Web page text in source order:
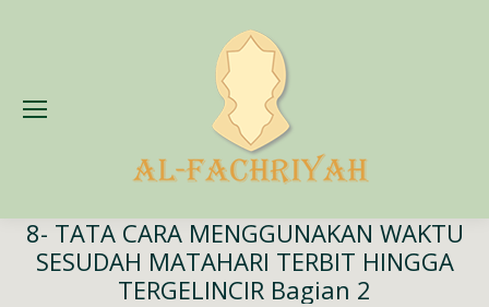
8- TATA CARA MENGGUNAKAN WAKTU
SESUDAH MATAHARI TERBIT HINGGA
TERGELINCIR Bagian 2